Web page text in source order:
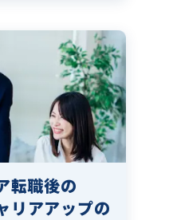
転職後の
リアアップの